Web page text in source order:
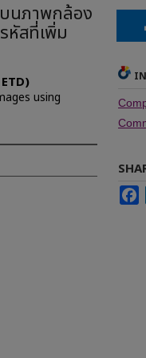
นภาพกล้อง
หัสที่เพิ่ม
using